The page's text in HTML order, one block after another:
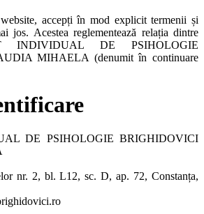
website, accepți în mod explicit termenii și
jos. Acestea reglementează relația dintre
DE PSIHOLOGIE
MIHAELA (denumit în continuare
DE PSIHOLOGIE BRIGHIDOVICI
nr. 2, bl. L12, sc. D, ap. 72, Constanța,